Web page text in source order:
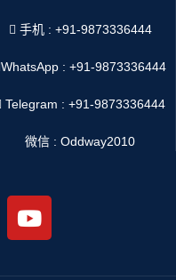
手机 : +91-9873336444
WhatsApp :+91-9873336444
Telegram : +91-9873336444
微信 : Oddway2010